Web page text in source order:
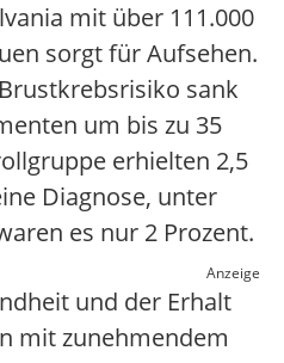
mit über 111.000
sorgt für Aufsehen.
sank
um bis zu 35
erhielten 2,5
Diagnose, unter
es nur 2 Prozent.
Anzeige
und der Erhalt
mit zunehmendem